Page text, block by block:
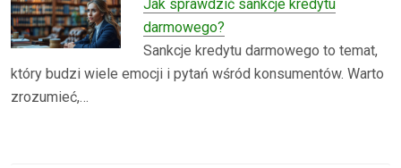
Jak sprawdzić sankcje kredytu
darmowego?
Sankcje kredytu darmowego to temat,
który budzi wiele emocji i pytań wśród konsumentów. Warto
zrozumieć,…